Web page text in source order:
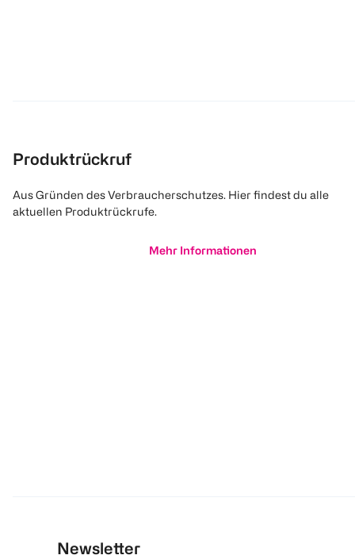
Produktrückruf
Aus Gründen des Verbraucherschutzes. Hier findest du alle
aktuellen Produktrückrufe.
Mehr Informationen
Newsletter